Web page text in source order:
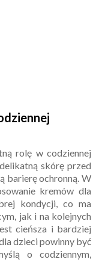
rolę w codziennej
skórę przed
barierę ochronną. W
kremów dla
kondycji, co ma
jak i na kolejnych
cieńsza i bardziej
dzieci powinny być
o codziennym,